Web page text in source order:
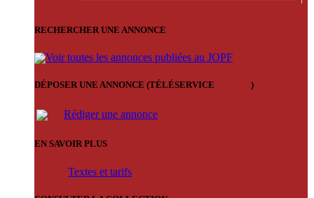
RECHERCHER UNE ANNONCE
Voir toutes les annonces publiées au JOPF
DÉPOSER UNE ANNONCE (TÉLÉSERVICE )
Rédiger une annonce
EN SAVOIR PLUS
Textes et tarifs